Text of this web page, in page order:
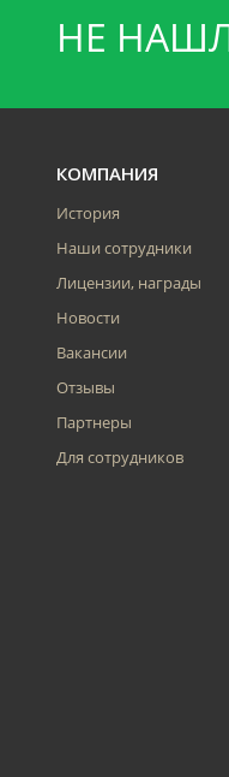
НЕ
КОМПАНИЯ
История
Наши сотрудники
Лицензии, награды
Новости
Вакансии
Отзывы
Партнеры
Для сотрудников